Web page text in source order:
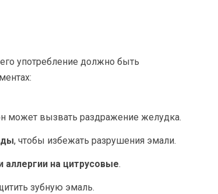
употребление должно быть
может вызвать раздражение желудка.
, чтобы избежать разрушения эмали.
аллергии на цитрусовые.
зубную эмаль.